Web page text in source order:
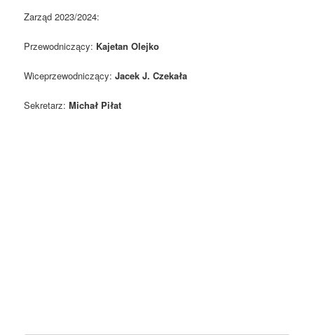
Zarząd 2023/2024:
Przewodniczący: Kajetan Olejko
Wiceprzewodniczący:Jacek J. Czekała
Sekretarz:Michał Piłat